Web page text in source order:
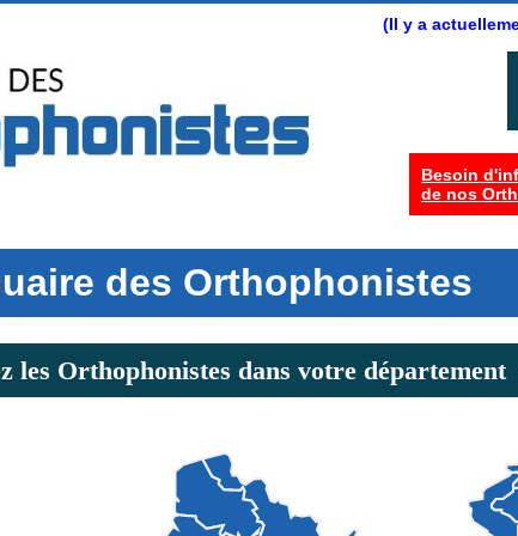
(Il y a
Besoin
de nos
des Orthophonistes
les Orthophonistes dans votre département